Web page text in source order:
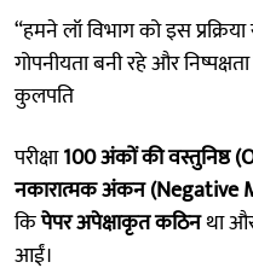
“हमने लॉ विभाग को इस
गोपनीयता बनी रहे और
कुलपति
परीक्षा100 अंकों की वस्तुनिष्ठ
नकारात्मक अंकन (Negative
किपेपर अपेक्षाकृत कठिनथा
आईं।